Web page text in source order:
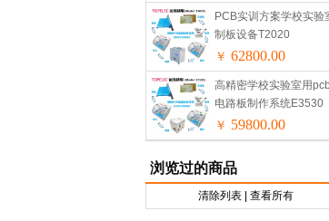
PCB实训方案学校实验
制板设备T2020
￥ 62800.00
高精密学校实验室用pcb
电路板制作系统E3530
￥ 59800.00
浏览过的商品
清除列表 查看所有